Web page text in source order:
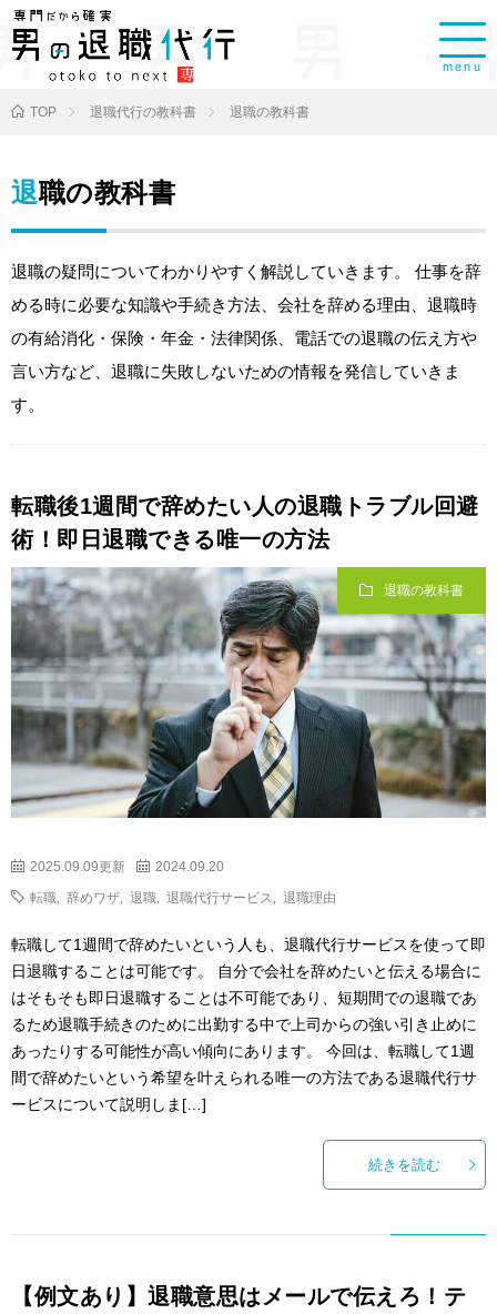
menu
TOP 退職代行の教科書 退職の教科書
退職の教科書
退職の疑問についてわかりやすく解説していきます。 仕事を辞
める時に必要な知識や手続き方法、会社を辞める理由、退職時
の有給消化・保険・年金・法律関係、電話での退職の伝え方や
言い方など、退職に失敗しないための情報を発信していきま
す。
転職後1週間で辞めたい人の退職トラブル回避
術！即日退職できる唯一の方法
退職の教科書
2025.09.09更新 2024.09.20
転職 辞めワザ 退職 退職代行サービス 退職理由
転職して1週間で辞めたいという人も、退職代行サービスを使って即
日退職することは可能です。 自分で会社を辞めたいと伝える場合に
はそもそも即日退職することは不可能であり、短期間での退職であ
るため退職手続きのために出勤する中で上司からの強い引き止めに
あったりする可能性が高い傾向にあります。 今回は、転職して1週
間で辞めたいという希望を叶えられる唯一の方法である退職代行サ
ービスについて説明しま[…]
続きを読む
【例文あり】退職意思はメールで伝えろ！テ